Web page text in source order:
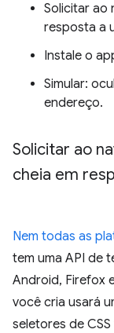
Solicitar ao
resposta a
Instale o
Simular:
endereço.
Solicitar ao
cheia em
Nem todas as
tem uma API de
Android, Firefox
você cria usará
seletores de